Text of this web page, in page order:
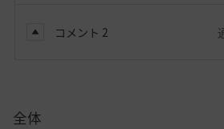
コメント 2
全体